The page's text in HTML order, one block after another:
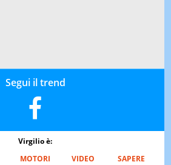
Segui il trend
Virgilio è:
MOTORI VIDEO
SAPERE